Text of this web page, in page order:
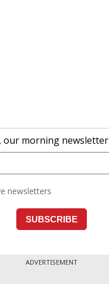
ADVERTISEMENT